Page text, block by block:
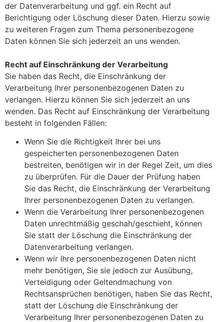
der Datenverarbeitung und ggf. ein Recht auf
Berichtigung oder Löschung dieser Daten. Hierzu sowie
zu weiteren Fragen zum Thema personenbezogene
Daten können Sie sich jederzeit an uns wenden.
Recht auf Einschränkung der Verarbeitung
Sie haben das Recht, die Einschränkung der
Verarbeitung Ihrer personenbezogenen Daten zu
verlangen. Hierzu können Sie sich jederzeit an uns
wenden. Das Recht auf Einschränkung der Verarbeitung
besteht in folgenden Fällen:
Wenn Sie die Richtigkeit Ihrer bei uns
gespeicherten personenbezogenen Daten
bestreiten, benötigen wir in der Regel Zeit, um dies
zu überprüfen. Für die Dauer der Prüfung haben
Sie das Recht, die Einschränkung der Verarbeitung
Ihrer personenbezogenen Daten zu verlangen.
Wenn die Verarbeitung Ihrer personenbezogenen
Daten unrechtmäßig geschah/geschieht, können
Sie statt der Löschung die Einschränkung der
Datenverarbeitung verlangen.
Wenn wir Ihre personenbezogenen Daten nicht
mehr benötigen, Sie sie jedoch zur Ausübung,
Verteidigung oder Geltendmachung von
Rechtsansprüchen benötigen, haben Sie das Recht,
statt der Löschung die Einschränkung der
Verarbeitung Ihrer personenbezogenen Daten zu